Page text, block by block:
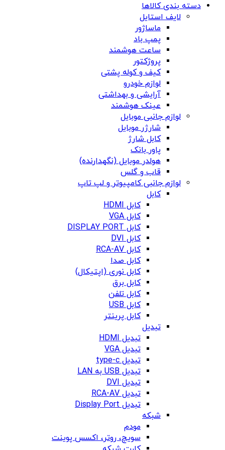
دسته بندی کالاها
لایف استایل
ماساژور
پمپ باد
ساعت هوشمند
پروژکتور
کیف و کوله پشتی
لوازم خودرو
آرایشی و بهداشتی
عینک هوشمند
لوازم جانبی موبایل
شارژر موبایل
کابل شارژ
پاور بانک
هولدر موبایل (نگهدارنده)
قاب و گلس
لوازم جانبی کامپیوتر و لپ تاپ
کابل
کابل HDMI
کابل VGA
کابل DISPLAY PORT
کابل DVI
کابل RCA-AV
کابل صدا
کابل نوری (اپتیکال)
کابل برق
کابل تلفن
کابل USB
کابل پرینتر
تبدیل
تبدیل HDMI
تبدیل VGA
تبدیل type-c
تبدیل USB به LAN
تبدیل DVI
تبدیل RCA-AV
تبدیل Display Port
شبکه
مودم
سویچ، روتر، اکسس پوینت